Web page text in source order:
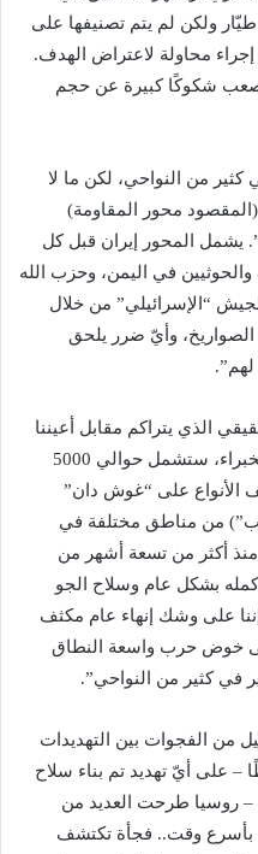
طيّار ولكن لم يتم تصنيفها على
إجراء محاولة لاعتراض الهدف.
شكوكًا كبيرة عن حجم
من النواحي، لكن ما لا
محور المقاومة)
المحور إيران قبل كل
في اليمن، وحزب الله
“الإسرائيلي” من خلال
وأيّ ضرر يلحق
لهم”.
الذي يتراكم مقابل أعيننا
هو الحرب الكبرى: وفقًا لتقديرات الخبراء، ستشمل حوالي 5000
الأنواع على “غوش دان”
من مناطق مختلفة في
أكثر من تسعة أشهر من
بشكل عام وسلاح الجو
على وشك إنهاء عام مكثف
خوض حرب واسعة النطاق
في كثير من النواحي”.
من الفجوات بين التهديدات
– على أيّ تهديد تم بناء سلاح
– روسيا طرحت العديد من
بأسرع وقت.. فجأة تكتشف